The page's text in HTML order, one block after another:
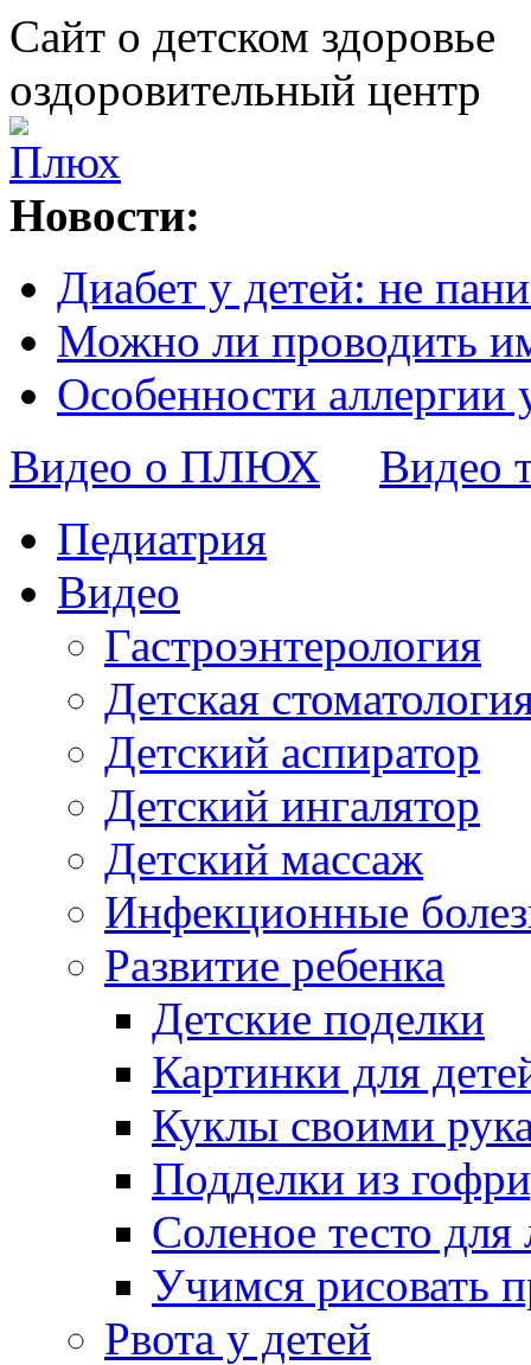
Сайт о детском здоровье
оздоровительный центр
Новости:
Диабет у детей: не
Можно ли проводить
Особенности аллергии
Видео о ПЛЮХ
Видео
Педиатрия
Видео
Гастроэнтерология
Детская
Детский аспиратор
Детский ингалятор
Детский массаж
Инфекционные
Развитие ребенка
Детские поделки
Картинки для
Куклы своими
Подделки из
Соленое тесто для
Учимся рисовать
Рвота у детей